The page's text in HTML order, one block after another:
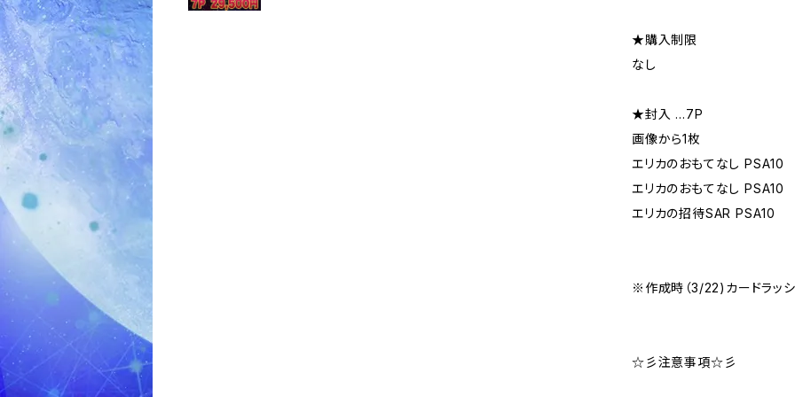
★購入制限
なし
★封入 …7P
画像から1枚
エリカのおもてなし PSA10
エリカのおもてなし PSA10
エリカの招待SAR PSA10
※作成時（3/22)カードラッ
☆彡注意事項☆彡